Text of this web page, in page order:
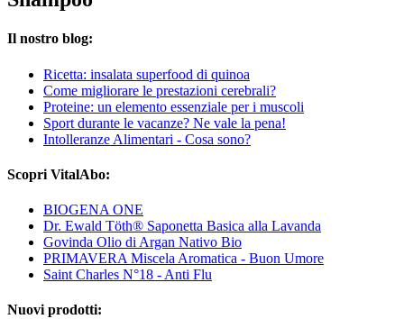
Il nostro blog:
Ricetta: insalata superfood di quinoa
Come migliorare le prestazioni cerebrali?
Proteine: un elemento essenziale per i muscoli
Sport durante le vacanze? Ne vale la pena!
Intolleranze Alimentari - Cosa sono?
Scopri VitalAbo:
BIOGENA ONE
Dr. Ewald Töth® Saponetta Basica alla Lavanda
Govinda Olio di Argan Nativo Bio
PRIMAVERA Miscela Aromatica - Buon Umore
Saint Charles N°18 - Anti Flu
Nuovi prodotti: